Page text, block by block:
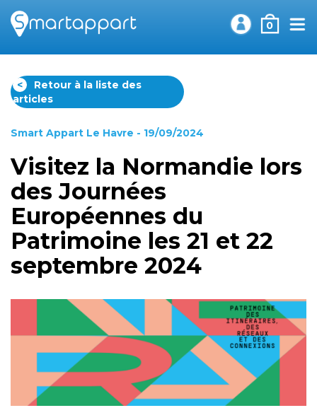
0
<
Retour à la liste des
articles
Smart Appart Le Havre - 19/09/2024
Visitez la Normandie lors
des Journées
Européennes du
Patrimoine les 21 et 22
septembre 2024